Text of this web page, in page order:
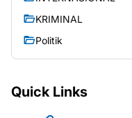
KRIMINAL
Politik
Quick Links